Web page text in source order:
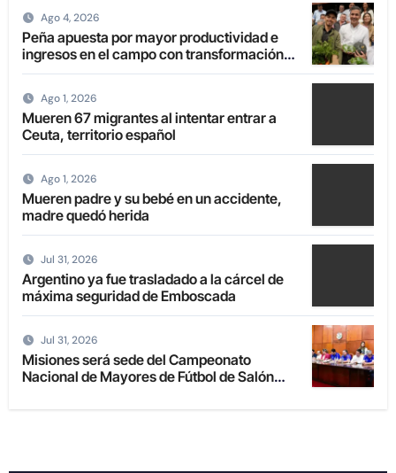
Ago 4, 2026
Peña apuesta por mayor productividad e
ingresos en el campo con transformación
de la agricultura familiar
Ago 1, 2026
Mueren 67 migrantes al intentar entrar a
Ceuta, territorio español
Ago 1, 2026
Mueren padre y su bebé en un accidente,
madre quedó herida
Jul 31, 2026
Argentino ya fue trasladado a la cárcel de
máxima seguridad de Emboscada
Jul 31, 2026
Misiones será sede del Campeonato
Nacional de Mayores de Fútbol de Salón